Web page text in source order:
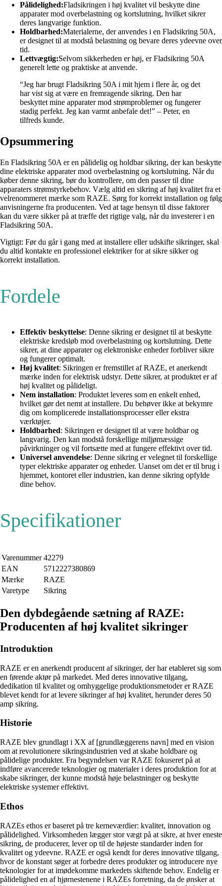
Pålidelighed:Fladsikringen i høj kvalitet vil beskytte dine
apparater mod overbelastning og kortslutning, hvilket sikrer
deres langvarige funktion.
Holdbarhed:Materialerne, der anvendes i en Fladsikring 50A,
er designet til at modstå belastning og bevare deres ydeevne over
tid.
Lettvægtig:Selvom sikkerheden er høj, er Fladsikring 50A
generelt lette og praktiske at anvende.
“Jeg har brugt Fladsikring 50A i mit hjem i flere år, og det
har vist sig at være en fremragende sikring. Den har
beskyttet mine apparater mod strømproblemer og fungerer
stadig perfekt. Jeg kan varmt anbefale det!” – Peter, en
tilfreds kunde.
Opsummering
En Fladsikring 50A er en pålidelig og holdbar sikring, der kan beskytte
dine elektriske apparater mod overbelastning og kortslutning. Når du
køber denne sikring, bør du kontrollere, om den passer til dine
apparaters strømstyrkebehov. Vælg altid en sikring af høj kvalitet fra et
velrenommeret mærke som RAZE. Sørg for korrekt installation og følg
anvisningerne fra producenten. Ved at tage hensyn til disse faktorer
kan du være sikker på at træffe det rigtige valg, når du investerer i en
Fladsikring 50A.
Vigtigt: Før du går i gang med at installere eller udskifte sikringer, skal
du altid kontakte en professionel elektriker for at sikre sikker og
korrekt installation.
Fordele
Effektiv beskyttelse: Denne sikring er designet til at beskytte
elektriske kredsløb mod overbelastning og kortslutning. Dette
sikrer, at dine apparater og elektroniske enheder forbliver sikre
og fungerer optimalt.
Høj kvalitet: Sikringen er fremstillet af RAZE, et anerkendt
mærke inden for elektrisk udstyr. Dette sikrer, at produktet er af
høj kvalitet og pålideligt.
Nem installation: Produktet leveres som en enkelt enhed,
hvilket gør det nemt at installere. Du behøver ikke at bekymre
dig om komplicerede installationsprocesser eller ekstra
værktøjer.
Holdbarhed: Sikringen er designet til at være holdbar og
langvarig. Den kan modstå forskellige miljømæssige
påvirkninger og vil fortsætte med at fungere effektivt over tid.
Universel anvendelse: Denne sikring er velegnet til forskellige
typer elektriske apparater og enheder. Uanset om det er til brug i
hjemmet, kontoret eller industrien, kan denne sikring opfylde
dine behov.
Specifikationer
Varenummer 42279
EAN
5712227380869
Mærke
RAZE
Varetype
Sikring
Den dybdegående sætning af RAZE:
Producenten af høj kvalitet sikringer
Introduktion
RAZE er en anerkendt producent af sikringer, der har etableret sig som
en førende aktør på markedet. Med deres innovative tilgang,
dedikation til kvalitet og omhyggelige produktionsmetoder er RAZE
blevet kendt for at levere sikringer af høj kvalitet, herunder deres 50
amp sikring.
Historie
RAZE blev grundlagt i XX af [grundlæggerens navn] med en vision
om at revolutionere sikringsindustrien ved at skabe holdbare og
pålidelige produkter. Fra begyndelsen var RAZE fokuseret på at
indføre avancerede teknologier og materialer i deres produktion for at
skabe sikringer, der kunne modstå høje belastninger og beskytte
elektriske systemer effektivt.
Ethos
RAZEs ethos er baseret på tre kerneværdier: kvalitet, innovation og
pålidelighed. Virksomheden lægger stor vægt på at sikre, at hver eneste
sikring, de producerer, lever op til de højeste standarder inden for
kvalitet og ydeevne. RAZE er også kendt for deres innovative tilgang,
hvor de konstant søger at forbedre deres produkter og introducere nye
teknologier for at imødekomme markedets skiftende behov. Endelig er
pålidelighed en af hjørnestenene i RAZEs forretning, da de ønsker at